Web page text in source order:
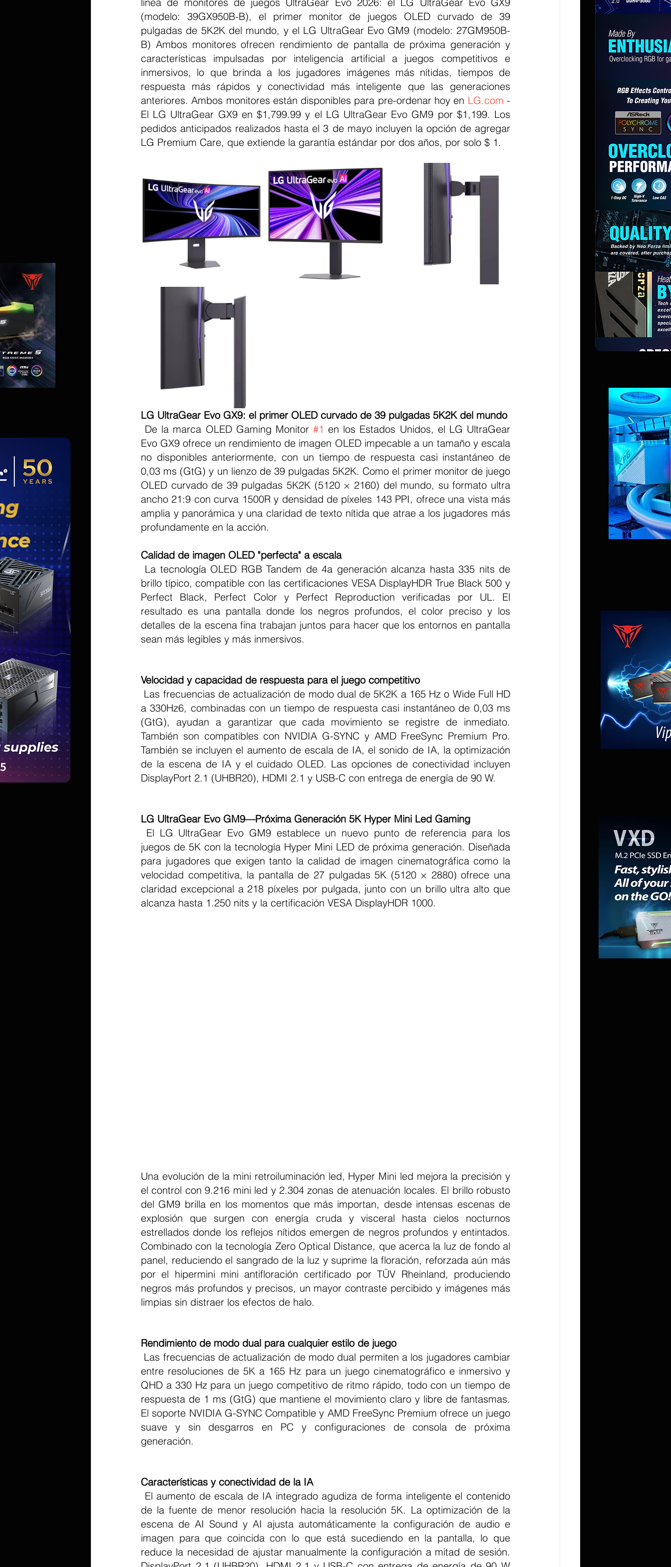
(modelo: 39GX950B-B), el primer monitor de juegos OLED curvado de 39
pulgadas de 5K2K del mundo, y el LG UltraGear Evo GM9 (modelo: 27GM950B-
B) Ambos monitores ofrecen rendimiento de pantalla de próxima generación y
características impulsadas por inteligencia artificial a juegos competitivos e
inmersivos, lo que brinda a los jugadores imágenes más nítidas, tiempos de
respuesta más rápidos y conectividad más inteligente que las generaciones
anteriores. Ambos monitores están disponibles para pre-ordenar hoy en LG.com -
El LG UltraGear GX9 en $1,799.99 y el LG UltraGear Evo GM9 por $1,199. Los
pedidos anticipados realizados hasta el 3 de mayo incluyen la opción de agregar
LG Premium Care, que extiende la garantía estándar por dos años, por solo $ 1.
LG UltraGear Evo GX9: el primer OLED curvado de 39 pulgadas 5K2K del mundo
De la marca OLED Gaming Monitor #1 en los Estados Unidos, el LG UltraGear
Evo GX9 ofrece un rendimiento de imagen OLED impecable a un tamaño y escala
no disponibles anteriormente, con un tiempo de respuesta casi instantáneo de
0,03 ms (GtG) y un lienzo de 39 pulgadas 5K2K. Como el primer monitor de juego
OLED curvado de 39 pulgadas 5K2K (5120 × 2160) del mundo, su formato ultra
ancho 21:9 con curva 1500R y densidad de píxeles 143 PPI, ofrece una vista más
amplia y panorámica y una claridad de texto nítida que atrae a los jugadores más
profundamente en la acción.
Calidad de imagen OLED "perfecta" a escala
brillo típico, compatible con las certificaciones VESA DisplayHDR True Black 500 y
Perfect Black, Perfect Color y Perfect Reproduction verificadas por UL. El
resultado es una pantalla donde los negros profundos, el color preciso y los
detalles de la escena fina trabajan juntos para hacer que los entornos en pantalla
sean más legibles y más inmersivos.
Velocidad y capacidad de respuesta para el juego competitivo
a 330Hz6, combinadas con un tiempo de respuesta casi instantáneo de 0,03 ms
(GtG), ayudan a garantizar que cada movimiento se registre de inmediato.
También son compatibles con NVIDIA G-SYNC y AMD FreeSync Premium Pro.
También se incluyen el aumento de escala de IA, el sonido de IA, la optimización
de la escena de IA y el cuidado OLED. Las opciones de conectividad incluyen
DisplayPort 2.1 (UHBR20), HDMI 2.1 y USB-C con entrega de energía de 90 W.
LG UltraGear Evo GM9—Próxima Generación 5K Hyper Mini Led Gaming
juegos de 5K con la tecnología Hyper Mini LED de próxima generación. Diseñada
para jugadores que exigen tanto la calidad de imagen cinematográfica como la
velocidad competitiva, la pantalla de 27 pulgadas 5K (5120 × 2880) ofrece una
claridad excepcional a 218 píxeles por pulgada, junto con un brillo ultra alto que
alcanza hasta 1.250 nits y la certificación VESA DisplayHDR 1000.
Una evolución de la mini retroiluminación led, Hyper Mini led mejora la precisión y
el control con 9.216 mini led y 2.304 zonas de atenuación locales. El brillo robusto
del GM9 brilla en los momentos que más importan, desde intensas escenas de
explosión que surgen con energía cruda y visceral hasta cielos nocturnos
estrellados donde los reflejos nítidos emergen de negros profundos y entintados.
Combinado con la tecnología Zero Optical Distance, que acerca la luz de fondo al
panel, reduciendo el sangrado de la luz y suprime la floración, reforzada aún más
por el hipermini mini antifloración certificado por TÜV Rheinland, produciendo
negros más profundos y precisos, un mayor contraste percibido y imágenes más
limpias sin distraer los efectos de halo.
Rendimiento de modo dual para cualquier estilo de juego
entre resoluciones de 5K a 165 Hz para un juego cinematográfico e inmersivo y
QHD a 330 Hz para un juego competitivo de ritmo rápido, todo con un tiempo de
respuesta de 1 ms (GtG) que mantiene el movimiento claro y libre de fantasmas.
El soporte NVIDIA G-SYNC Compatible y AMD FreeSync Premium ofrece un juego
suave y sin desgarros en PC y configuraciones de consola de próxima
generación.
Características y conectividad de la IA
de la fuente de menor resolución hacia la resolución 5K. La optimización de la
escena de AI Sound y AI ajusta automáticamente la configuración de audio e
imagen para que coincida con lo que está sucediendo en la pantalla, lo que
reduce la necesidad de ajustar manualmente la configuración a mitad de sesión.